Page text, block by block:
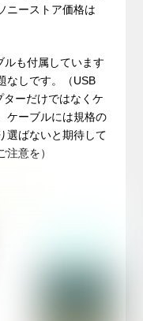
ニーストア価格は
ルも付属しています
なしです。（USB
ーだけではなくケ
ケーブルには規格の
選ばないと期待して
意を）